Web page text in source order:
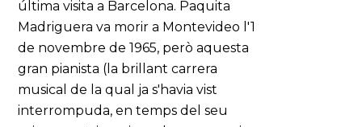
última visita a Barcelona. Paquita
Madriguera va morir a Montevideo l'1
de novembre de 1965, però aquesta
gran pianista (la brillant carrera
musical de la qual ja s'havia vist
interrompuda, en temps del seu